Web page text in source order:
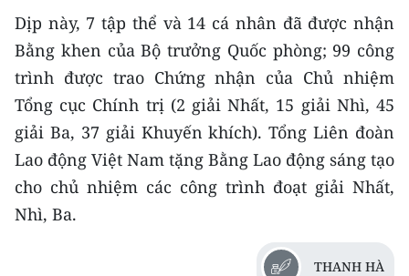
Dịp này, 7 tập thể và 14 cá nhân đã được nhận
Bằng khen của Bộ trưởng Quốc phòng; 99 công
trình được trao Chứng nhận của Chủ nhiệm
Tổng cục Chính trị (2 giải Nhất, 15 giải Nhì, 45
giải Ba, 37 giải Khuyến khích). Tổng Liên đoàn
Lao động Việt Nam tặng Bằng Lao động sáng tạo
cho chủ nhiệm các công trình đoạt giải Nhất,
Nhì, Ba.
THANH HÀ